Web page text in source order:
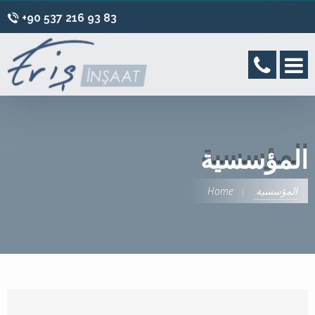
+90 537 216 93 83
المؤسسية
Home المؤسسية